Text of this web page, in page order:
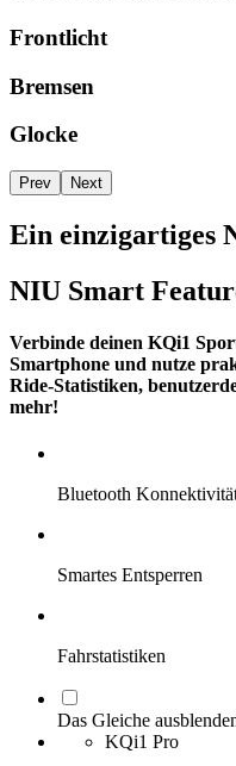
Frontlicht
Bremsen
Glocke
Prev Next
Ein einzigartiges
NIU Smart
Verbinde deinen KQi1
Smartphone und nutze
Ride-Statistiken,
mehr!
Bluetooth
Smartes Entsperren
Fahrstatistiken
Das Gleiche
KQi1 Pro